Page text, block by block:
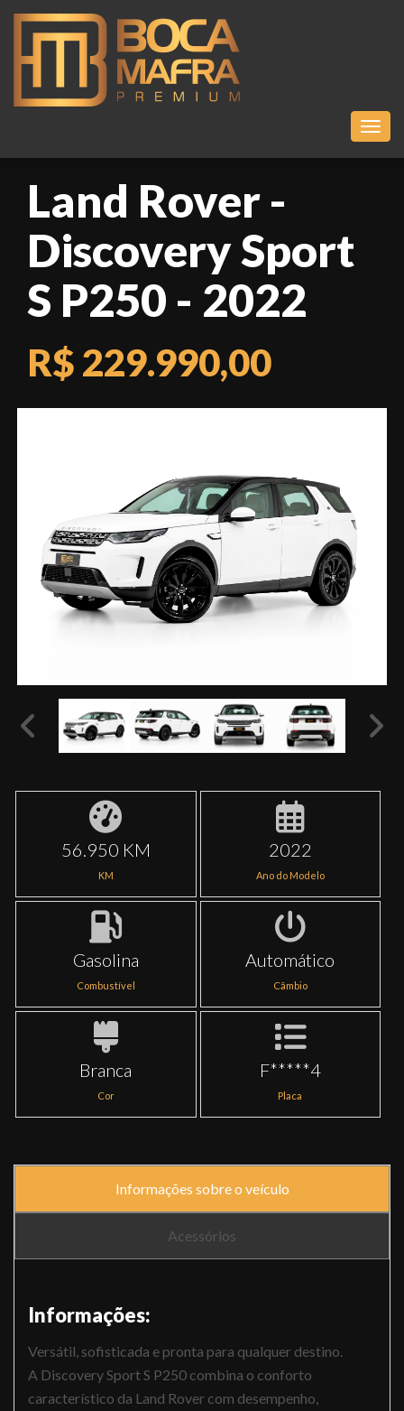
Land Rover -
Discovery Sport
S P250 - 2022
R$ 229.990,00
56.950 KM
KM
2022
Ano do Modelo
Gasolina
Combustível
Automático
Câmbio
Branca
Cor
F*****4
Placa
Informações sobre o veículo
Acessórios
Informações:
Versátil, sofisticada e pronta para qualquer destino.
A Discovery Sport S P250 combina o conforto
característico da Land Rover com desempenho,